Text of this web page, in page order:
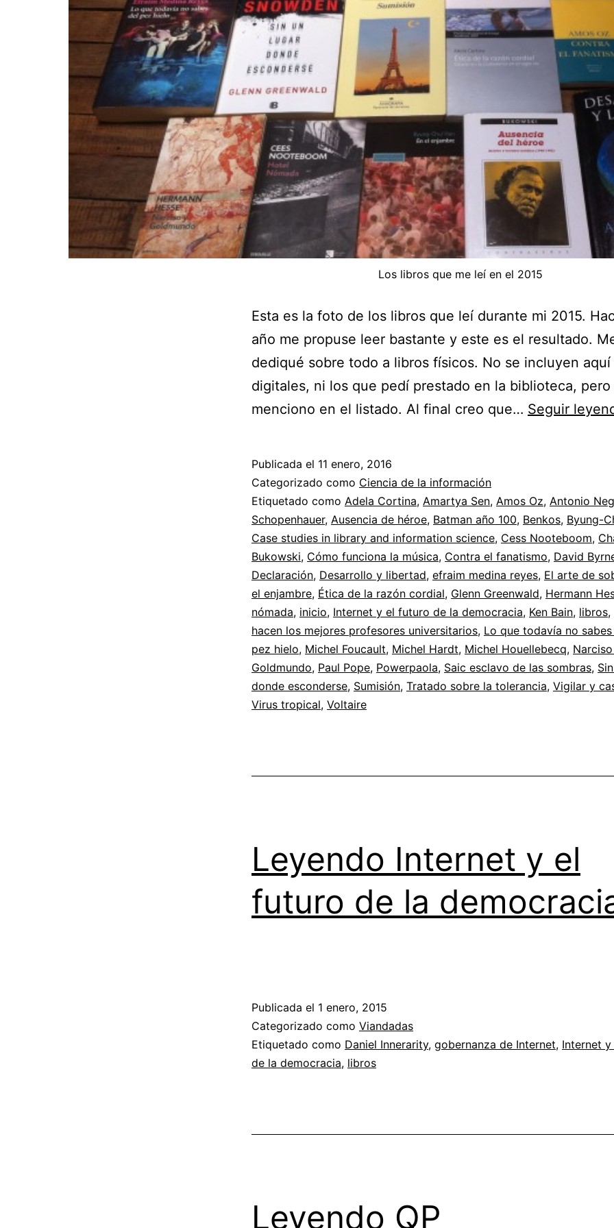
Los libros que me leí en el 2015
Esta es la foto de los libros que leí durante mi 2015.
año me propuse leer bastante y este es el resultado.
dediqué sobre todo a libros físicos. No se incluyen aquí
digitales, ni los que pedí prestado en la biblioteca, pero
menciono en el listado. Al final creo que… Seguir
Publicada el 11 enero, 2016
Categorizado como Ciencia de la información
Etiquetado como Adela Cortina, Amartya Sen, Amos Oz, Antonio
Schopenhauer, Ausencia de héroe, Batman año 100, Benkos, Byung-
Case studies in library and information science, Cess Nooteboom,
Bukowski, Cómo funciona la música, Contra el fanatismo, David
Declaración, Desarrollo y libertad, efraim medina reyes, El arte de
el enjambre, Ética de la razón cordial, Glenn Greenwald, Hermann
nómada, inicio, Internet y el futuro de la democracia, Ken Bain, libros,
hacen los mejores profesores universitarios, Lo que todavía no
pez hielo, Michel Foucault, Michel Hardt, Michel Houellebecq,
Goldmundo, Paul Pope, Powerpaola, Saic esclavo de las sombras,
donde esconderse, Sumisión, Tratado sobre la tolerancia, Vigilar y
Virus tropical, Voltaire
Leyendo Internet y el
futuro de la
Publicada el 1 enero, 2015
Categorizado como Viandadas
Etiquetado como Daniel Innerarity, gobernanza de Internet, Internet
de la democracia, libros
Leyendo QP